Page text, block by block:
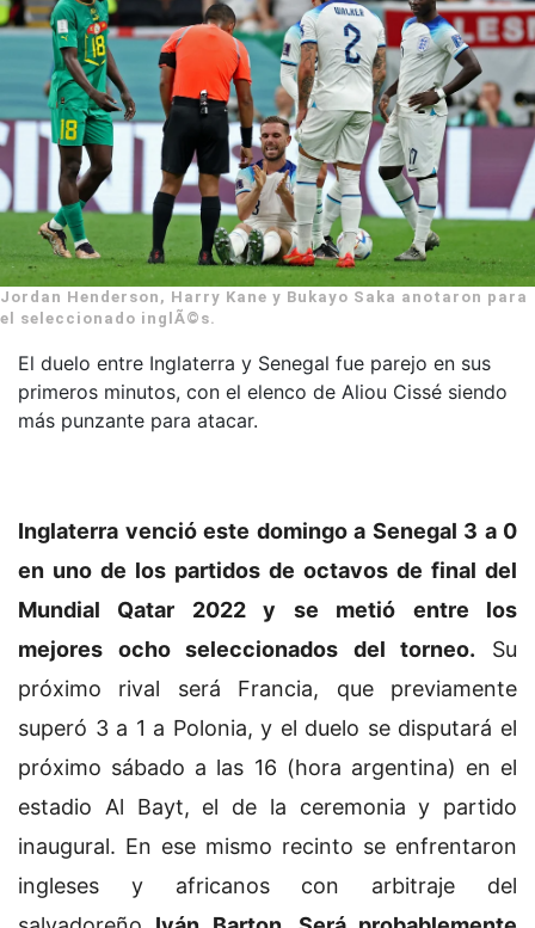
Jordan Henderson, Harry Kane y Bukayo Saka anotaron para
el seleccionado inglÃ©s.
El duelo entre Inglaterra y Senegal fue parejo en sus
primeros minutos, con el elenco de Aliou Cissé siendo
más punzante para atacar.
Inglaterra venció este domingo a Senegal 3 a 0
en uno de los partidos de octavos de final del
Mundial Qatar 2022 y se metió entre los
mejores ocho seleccionados del torneo. Su
próximo rival será Francia, que previamente
superó 3 a 1 a Polonia, y el duelo se disputará el
próximo sábado a las 16 (hora argentina) en el
estadio Al Bayt, el de la ceremonia y partido
inaugural. En ese mismo recinto se enfrentaron
ingleses y africanos con arbitraje del